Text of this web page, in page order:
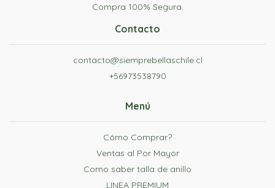
Compra 100% Segura.
Contacto
contacto@siemprebellaschile.cl
+56973538790
Menú
Cómo Comprar?
Ventas al Por Mayor
Como saber talla de anillo
LINEA PREMIUM